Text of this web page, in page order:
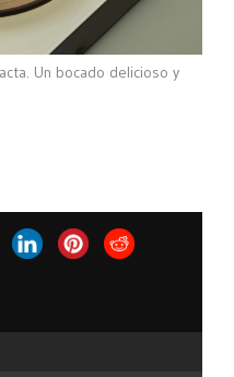
Un bocado delicioso y